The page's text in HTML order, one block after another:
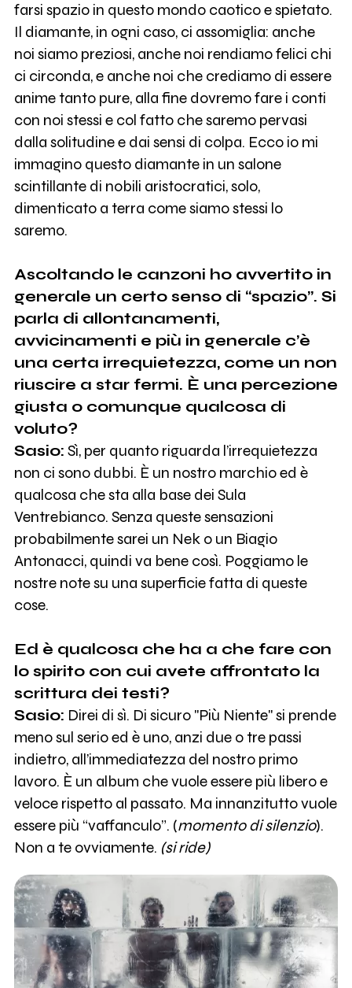
farsi spazio in questo mondo caotico e spietato.
Il diamante, in ogni caso, ci assomiglia: anche
noi siamo preziosi, anche noi rendiamo felici chi
ci circonda, e anche noi che crediamo di essere
anime tanto pure, alla fine dovremo fare i conti
con noi stessi e col fatto che saremo pervasi
dalla solitudine e dai sensi di colpa. Ecco io mi
immagino questo diamante in un salone
scintillante di nobili aristocratici, solo,
dimenticato a terra come siamo stessi lo
saremo.
Ascoltando le canzoni ho avvertito in
generale un certo senso di “spazio”. Si
parla di allontanamenti,
avvicinamenti e più in generale c’è
una certa irrequietezza, come un non
riuscire a star fermi. È una percezione
giusta o comunque qualcosa di
voluto?
Sasio: Sì, per quanto riguarda l’irrequietezza
non ci sono dubbi. È un nostro marchio ed è
qualcosa che sta alla base dei Sula
Ventrebianco. Senza queste sensazioni
probabilmente sarei un Nek o un Biagio
Antonacci, quindi va bene così. Poggiamo le
nostre note su una superficie fatta di queste
cose.
Ed è qualcosa che ha a che fare con
lo spirito con cui avete affrontato la
scrittura dei testi?
Sasio: Direi di sì. Di sicuro "Più Niente" si prende
meno sul serio ed è uno, anzi due o tre passi
indietro, all’immediatezza del nostro primo
lavoro. È un album che vuole essere più libero e
veloce rispetto al passato. Ma innanzitutto vuole
essere più “vaffanculo”. (momento di silenzio).
Non a te ovviamente. (si ride)